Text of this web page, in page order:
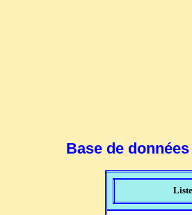
Base de